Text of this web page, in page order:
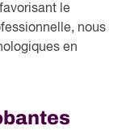
le
nous
en